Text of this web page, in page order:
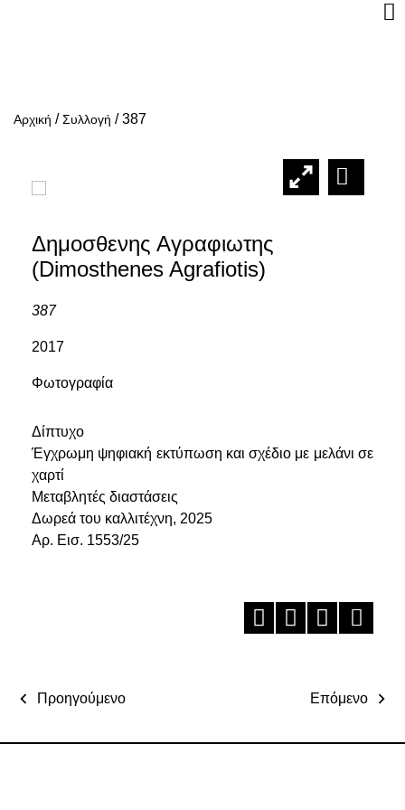
Αρχική /Συλλογή /387
Δημοσθενης Αγραφιωτης
(Dimosthenes Agrafiotis)
387
2017
Φωτογραφία
Δίπτυχο
Έγχρωμη ψηφιακή εκτύπωση και σχέδιο με μελάνι σε
χαρτί
Μεταβλητές διαστάσεις
Δωρεά του καλλιτέχνη, 2025
Αρ. Εισ. 1553/25
Προηγούμενο Επόμενο